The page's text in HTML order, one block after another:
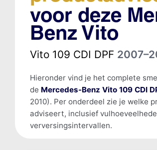
voor deze
Benz Vito
Vito 109 CDI DPF
Hieronder vind je het complete
de Mercedes-Benz Vito 109 CDI
2010). Per onderdeel zie je welke
adviseert, inclusief
verversingsintervallen.